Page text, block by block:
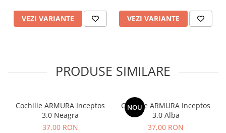
VEZI VARIANTE VEZI VARIANTE
PRODUSE SIMILARE
Cochilie ARMURA Inceptos
3.0 Neagra
37,00 RON
NOU
Cochilie ARMURA Inceptos
3.0 Alba
37,00 RON